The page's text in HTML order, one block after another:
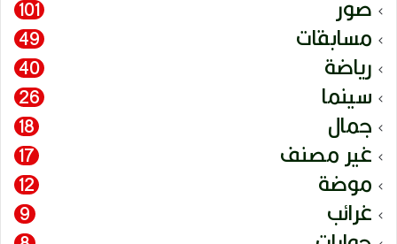
صور 101
مسابقات 49
رياضة 40
سينما 26
جمال 18
غير مصنف 17
موضة 12
غرائب 9